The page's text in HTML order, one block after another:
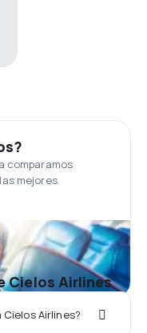
comparamos
mejores.
Cielos Airlines
Airlines?